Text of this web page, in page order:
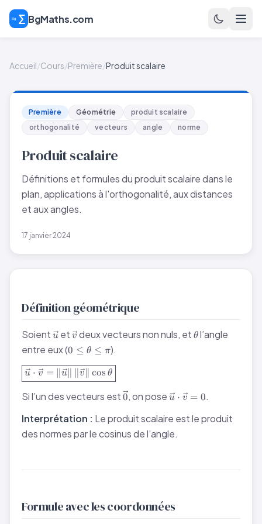
BgMaths.com
Accueil/Cours/Première/Produit scalaire
Première Géométrie
produit scalaire
orthogonalité
vecteurs angle norme
Produit scalaire
Définitions et formules du produit scalaire dans le
plan, applications à l'orthogonalité, aux distances
et aux angles.
17 janvier 2024
Définition géométrique
Soient\vec{u}
u et\vec{v}
v deux vecteurs non nuls, et\theta
θl’angle
entre eux (0 \leq
\leq
\pi
0 ≤ θ ≤ π).
\boxed{\vec{u} \cdot \vec{v} =
\|\vec{u}\|\,\|\vec{v}\|\cos\theta}
u ⋅ v = ∥u∥ ∥v∥ cos θ
Si l’un des vecteurs est\vec{0}
0, on pose\vec{u}
\vec{v}
= 0
u ⋅ v = 0.
Interprétation : Le produit scalaire est le produit
des normes par le cosinus de l’angle.
Formule avec les coordonnées